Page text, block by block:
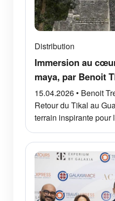
Distribution
Immersion au
maya, par Benoit
15.04.2026 • Benoit
Retour du Tikal au
terrain inspirante pour